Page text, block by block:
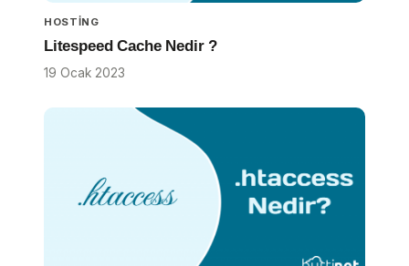
HOSTING
Litespeed Cache Nedir ?
19 Ocak 2023